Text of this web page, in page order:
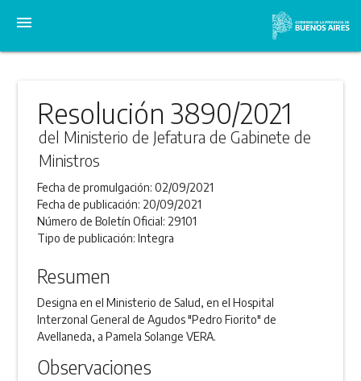
menu
Resolución 3890/2021
del Ministerio de Jefatura de Gabinete de
Ministros
Fecha de promulgación:02/09/2021
Fecha de publicación: 20/09/2021
Número de Boletín Oficial: 29101
Tipo de publicación:Integra
Resumen
Designa en el Ministerio de Salud, en el Hospital
Interzonal General de Agudos "Pedro Fiorito" de
Avellaneda, a Pamela Solange VERA.
Observaciones